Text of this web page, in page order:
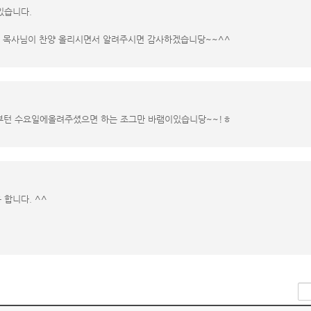
니다.
사님이 찬양 올리시면서 알려주시면 감사하겠습니당~~^^
수요일에올려주셨으면 하는 조그만 바램이있습니당~~!ㅎ
합니다. ^^